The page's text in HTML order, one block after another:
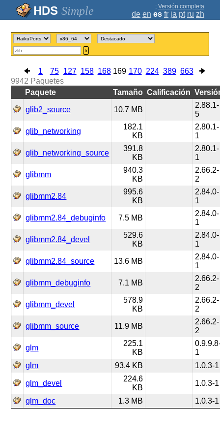
Simple ; Versión completa
de en es fr ja pt ru zh
Ir
1 75 127 158 168 169 170 224 389 663
9942 Paquetes
Paquete
Tamaño Calificación
glib2_source 10.7 MB
2.88.1-
5
glib_networking
182.1
KB
2.80.1-
1
glib_networking_source
391.8
KB
2.80.1-
1
glibmm
940.3
KB
2.66.2-
2
glibmm2.84
995.6
KB
2.84.0-
1
glibmm2.84_debuginfo 7.5 MB
2.84.0-
1
glibmm2.84_devel
529.6
KB
2.84.0-
1
glibmm2.84_source 13.6 MB
2.84.0-
1
glibmm_debuginfo 7.1 MB
2.66.2-
2
glibmm_devel
578.9
KB
2.66.2-
2
glibmm_source 11.9 MB
2.66.2-
2
glm
225.1
KB
1
glm
93.4 KB 1.0.3-1
glm_devel
224.6
KB
1.0.3-1
glm_doc 1.3 MB 1.0.3-1